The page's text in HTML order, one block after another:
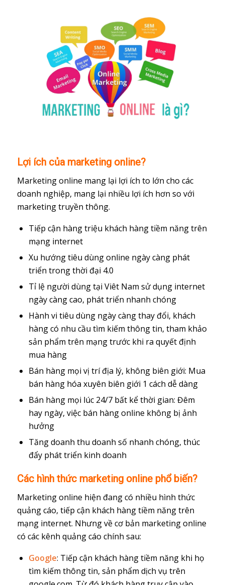
Lợi ích của marketing online?
Marketing online mang lại lợi ích to lớn cho các
doanh nghiệp, mang lại nhiều lợi ích hơn so với
marketing truyền thông.
Tiếp cận hàng triệu khách hàng tiềm năng trên
mạng internet
Xu hướng tiêu dùng online ngày càng phát
triển trong thời đại 4.0
Tỉ lệ người dùng tại Viêt Nam sử dụng internet
ngày càng cao, phát triển nhanh chóng
Hành vi tiêu dùng ngày càng thay đổi, khách
hàng có nhu cầu tìm kiếm thông tin, tham khảo
sản phẩm trên mạng trước khi ra quyết định
mua hàng
Bán hàng mọi vị trí địa lý, không biên giới: Mua
bán hàng hóa xuyên biên giới 1 cách dễ dàng
Bán hàng mọi lúc 24/7 bất kể thời gian: Đêm
hay ngày, việc bán hàng online không bị ảnh
hưởng
Tăng doanh thu doanh số nhanh chóng, thúc
đẩy phát triển kinh doanh
Các hình thức marketing online phổ biến?
Marketing online hiện đang có nhiều hình thức
quảng cáo, tiếp cận khách hàng tiềm năng trên
mạng internet. Nhưng về cơ bản marketing online
có các kênh quảng cáo chính sau:
Google: Tiếp cận khách hàng tiềm năng khi họ
tìm kiếm thông tin, sản phẩm dịch vụ trên